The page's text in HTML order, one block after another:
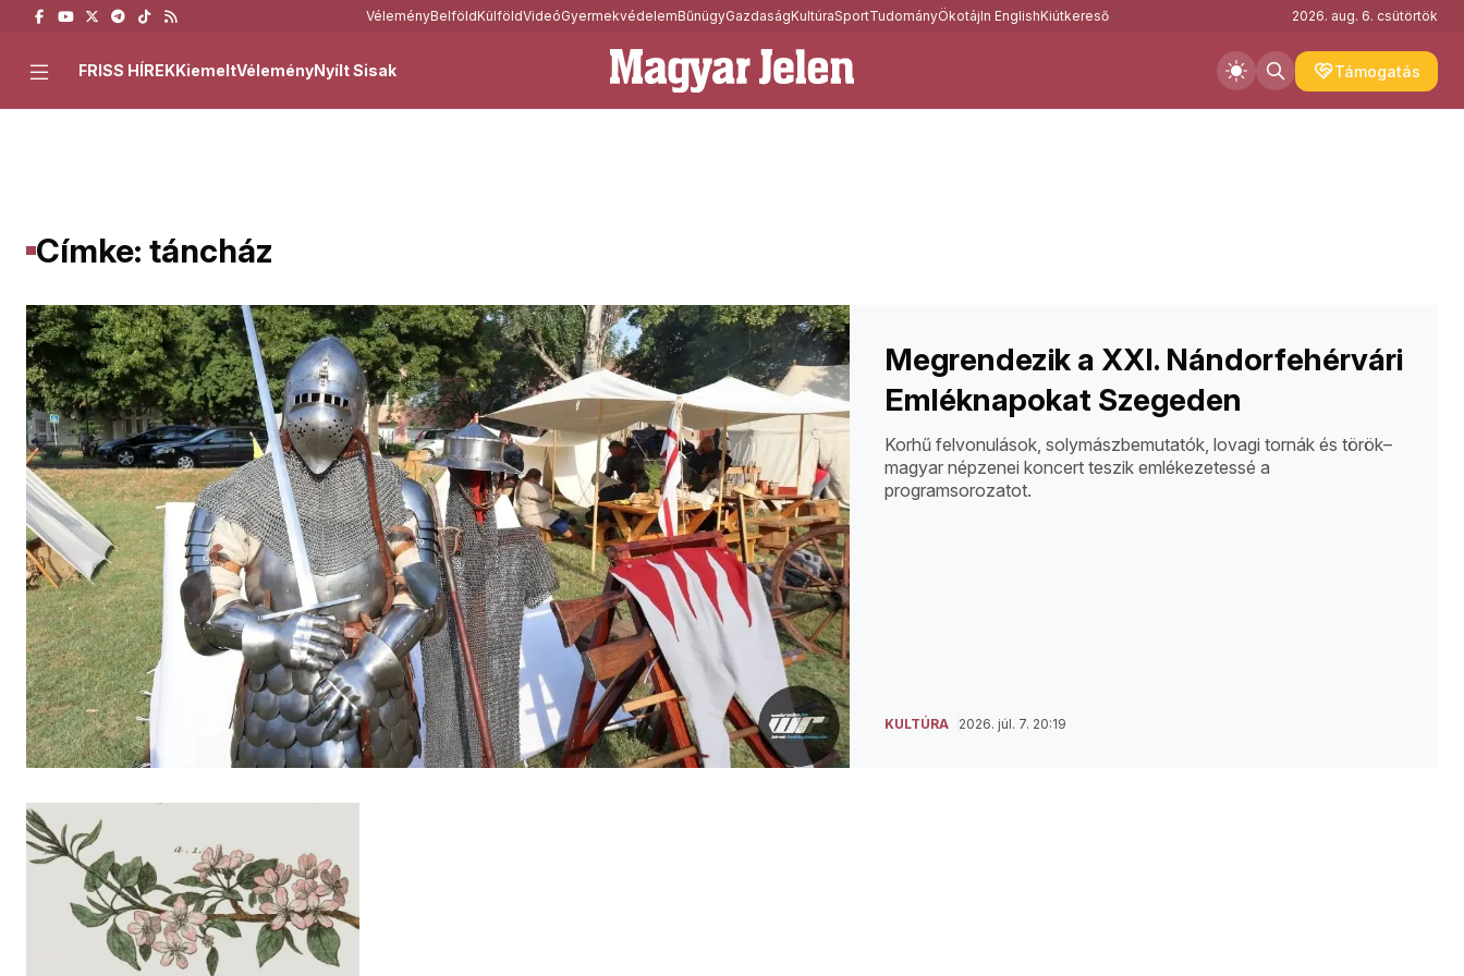
VéleményBelföldKülföldVideóGyermekvédelemBűnügyGazdaságKultúraSportTudományÖkotájIn EnglishKiútkereső 2026. aug. 6. csütörtök
Támogatás
FRISS HÍREKKiemeltVéleményNyílt Sisak
Címke: táncház
Megrendezik a XXI. Nándorfehérvári
Emléknapokat Szegeden
Korhű felvonulások, solymászbemutatók, lovagi tornák és török–
magyar népzenei koncert teszik emlékezetessé a
programsorozatot.
KULTÚRA 2026. júl. 7. 20:19